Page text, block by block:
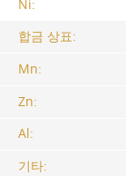
Ni:
합금 상표:
Mn:
Zn:
Al:
기타: